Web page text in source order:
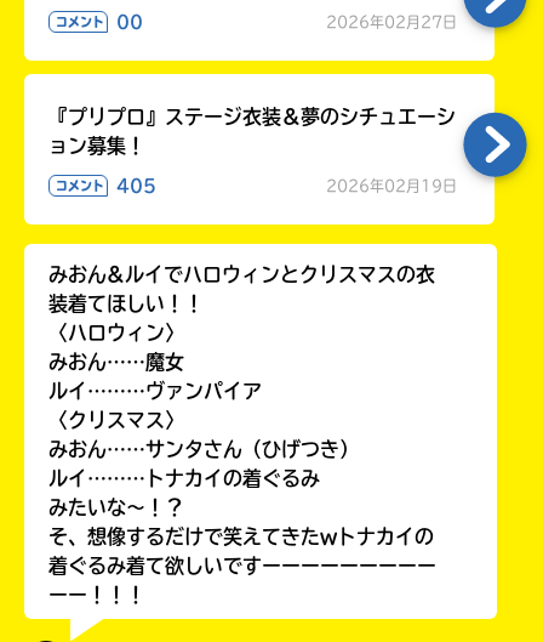
コメント 00 2026年02月27日
『プリプロ』ステージ衣装＆夢のシチュエーシ
ョン募集！
コメント 405 2026年02月19日
みおん&ルイでハロウィンとクリスマスの衣
装着てほしい！！
〈ハロウィン〉
みおん……魔女
ルイ………ヴァンパイア
〈クリスマス〉
みおん……サンタさん（ひげつき）
ルイ………トナカイの着ぐるみ
みたいな〜！？
そ、想像するだけで笑えてきたwトナカイの
着ぐるみ着て欲しいですーーーーーーーーー
ーー！！！